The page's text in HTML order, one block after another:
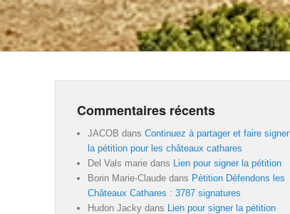
Commentaires récents
JACOB dans Continuez à partager et faire signer
la pétition pour les châteaux cathares
Del Vals marie dans
Lien pour signer la pétition
Borin Marie-Claude dans Pétition Défendons les
Châteaux Cathares : 3787 signatures
Hudon Jacky dans
Lien pour signer la pétition